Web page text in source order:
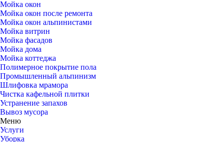
Мойка окон
Мойка окон после ремонта
Мойка окон альпинистами
Мойка витрин
Мойка фасадов
Мойка дома
Мойка коттеджа
Полимерное покрытие пола
Промышленный альпинизм
Шлифовка мрамора
Чистка кафельной плитки
Устранение запахов
Вывоз мусора
Меню
Услуги
Уборка